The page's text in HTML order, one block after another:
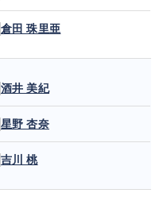
倉田 珠里亜
酒井 美紀
星野 杏奈
吉川 桃